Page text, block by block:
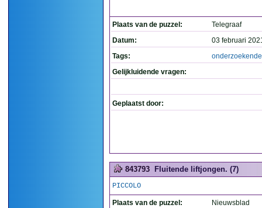
Plaats van de puzzel:
Telegraaf
Datum:
03 februari
Tags:
onderzoekende
Gelijkluidende vragen:
Geplaatst door:
843793 Fluitende liftjongen. (7)
PICCOLO
Plaats van de puzzel:
Nieuwsblad